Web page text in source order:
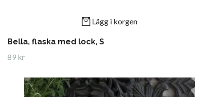
Lägg i korgen
Bella, flaska med lock, S
89 kr